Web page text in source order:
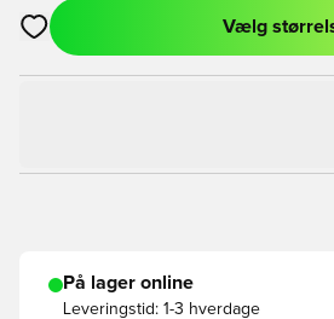
Åbner en Modal til at logge ind eller
Vælg
På lager online
Leveringstid: 1-3 hverdage